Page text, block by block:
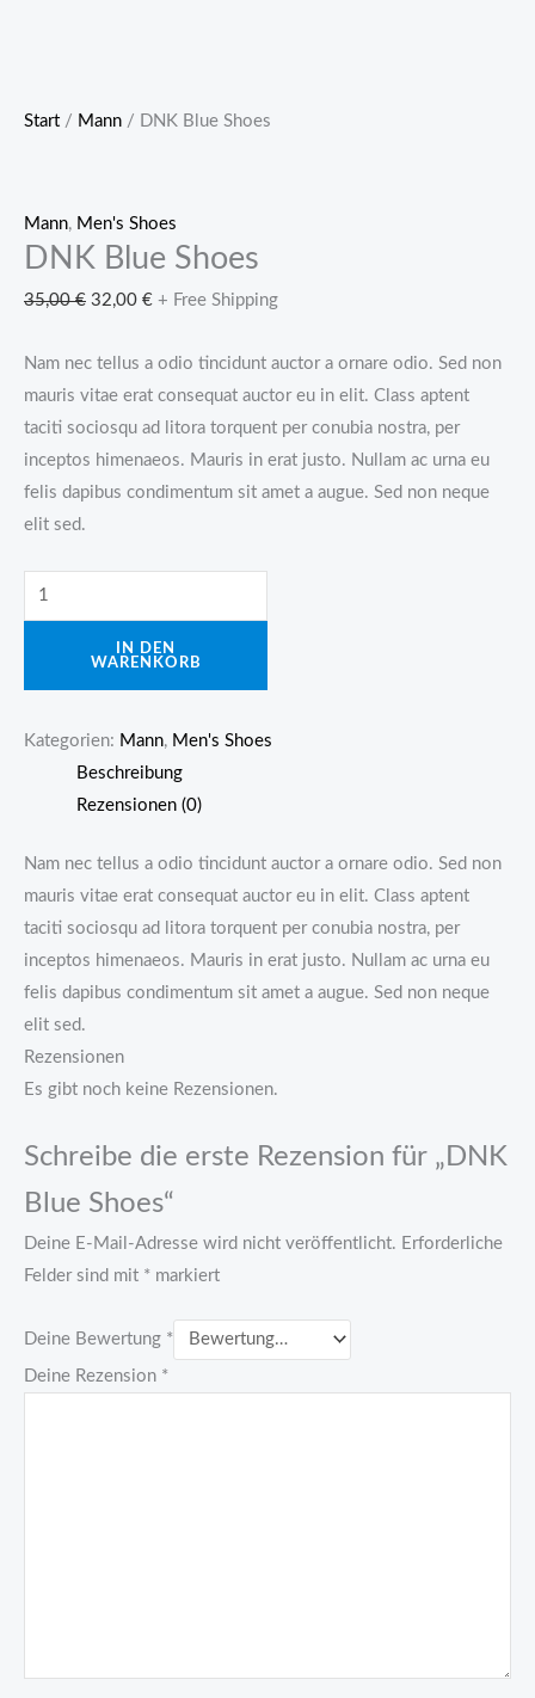
Start / Mann / DNK Blue Shoes
Mann, Men's Shoes
DNK Blue Shoes
35,00€ Ursprünglicher
war:
35,00 €
32,00 €Aktueller
ist:
32,00 €.
+ Free Shipping
Nam nec tellus a odio tincidunt auctor a ornare odio. Sed non
mauris vitae erat consequat auctor eu in elit. Class aptent
taciti sociosqu ad litora torquent per conubia nostra, per
inceptos himenaeos. Mauris in erat justo. Nullam ac urna eu
felis dapibus condimentum sit amet a augue. Sed non neque
elit sed.
DNK
Blue
IN DEN
WARENKORB
Kategorien: Mann, Men's Shoes
Beschreibung
Rezensionen (0)
Nam nec tellus a odio tincidunt auctor a ornare odio. Sed non
mauris vitae erat consequat auctor eu in elit. Class aptent
taciti sociosqu ad litora torquent per conubia nostra, per
inceptos himenaeos. Mauris in erat justo. Nullam ac urna eu
felis dapibus condimentum sit amet a augue. Sed non neque
elit sed.
Rezensionen
Es gibt noch keine Rezensionen.
Schreibe die erste Rezension für „DNK
Blue Shoes“
Deine E-Mail-Adresse wird nicht veröffentlicht. Erforderliche
Felder sind mit * markiert
Deine Bewertung *
Deine Rezension *